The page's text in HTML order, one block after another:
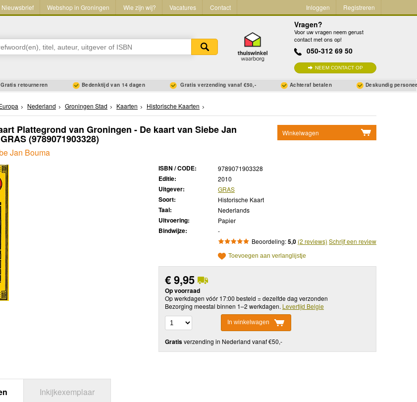
Nieuwsbrief Webshop in Groningen Wie zijn wij? Vacatures Contact Inloggen Registreren
Vragen?
Voor uw vragen neem gerust
contact met ons op!
050-312 69 50
NEEM CONTACT OP
Gratis retourneren Bedenktijd van 14 dagen Gratis verzending vanaf €50,- Achteraf betalen Deskundig
Nederland Groningen Stad Kaarten Historische Kaarten
Winkelwagen
Plattegrond van Groningen - De kaart van Siebe Jan
(9789071903328)
Jan Bouma
ISBN / CODE: 9789071903328
Editie: 2010
Uitgever: GRAS
Soort: Historische Kaart
Taal: Nederlands
Uitvoering: Papier
Bindwijze:
-
Beoordeling:5,0 (2 reviews) Schrijf een review
Toevoegen aan verlanglijstje
€9,95
Op voorraad
Op werkdagen vóór 17:00 besteld = dezelfde dag verzonden
Bezorging meestal binnen 1–2 werkdagen. Levertijd Belgie
In winkelwagen
Gratisverzending in Nederland vanaf €50,-
Inkijkexemplaar